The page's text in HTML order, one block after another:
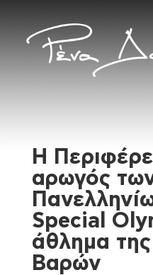
Η
αρωγός
Special
άθλημα
Βαρών